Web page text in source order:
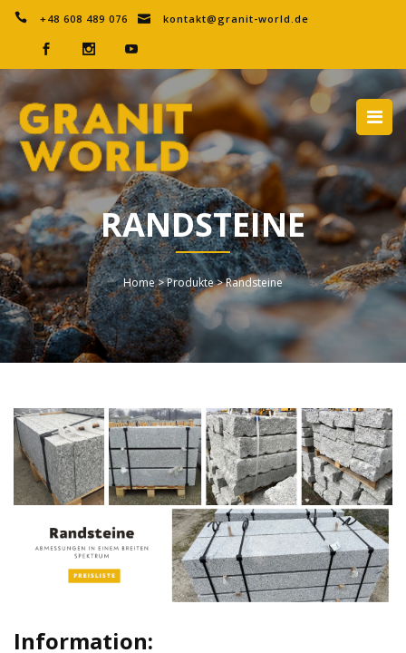
+48 608 489 076 kontakt@granit-world.de
RANDSTEINE
Home >Produkte>Randsteine
Information: